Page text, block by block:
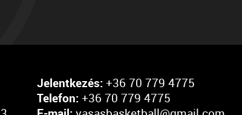
Jelentkezés: +36 70 779 4775
Telefon: +36 70 779 4775